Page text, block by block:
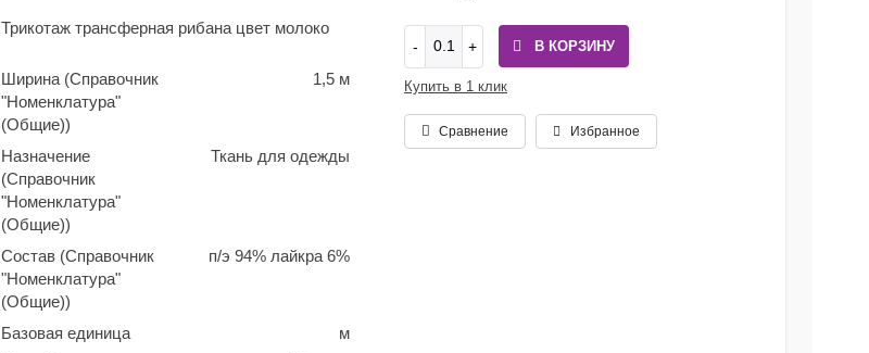
Трикотаж трансферная рибана цвет молоко
Ширина (Справочник
"Номенклатура"
(Общие))
1,5 м
Назначение
(Справочник
"Номенклатура"
(Общие))
Ткань для одежды
Состав (Справочник
"Номенклатура"
(Общие))
п/э 94% лайкра 6%
Базовая единица
м
В КОРЗИНУ
Купить в 1 клик
Сравнение Избранное